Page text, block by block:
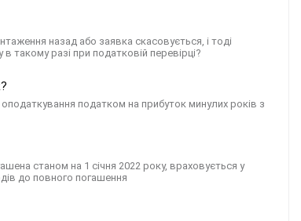
назад або заявка скасовується, і тоді
разі при податковій перевірці?
податком на прибуток минулих років з
станом на 1 січня 2022 року, враховується у
до повного погашення